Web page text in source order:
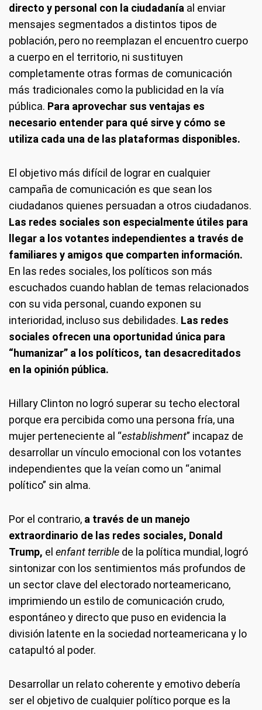
directo y personal con la ciudadanía al enviar
mensajes segmentados a distintos tipos de
población, pero no reemplazan el encuentro cuerpo
a cuerpo en el territorio, ni sustituyen
completamente otras formas de comunicación
más tradicionales como la publicidad en la vía
pública. Para aprovechar sus ventajas es
necesario entender para qué sirve y cómo se
utiliza cada una de las plataformas disponibles.
El objetivo más difícil de lograr en cualquier
campaña de comunicación es que sean los
ciudadanos quienes persuadan a otros ciudadanos.
Las redes sociales son especialmente útiles para
llegar a los votantes independientes a través de
familiares y amigos que comparten información.
En las redes sociales, los políticos son más
escuchados cuando hablan de temas relacionados
con su vida personal, cuando exponen su
interioridad, incluso sus debilidades. Las redes
sociales ofrecen una oportunidad única para
“humanizar” a los políticos, tan desacreditados
en la opinión pública.
Hillary Clinton no logró superar su techo electoral
porque era percibida como una persona fría, una
mujer perteneciente al “establishment” incapaz de
desarrollar un vínculo emocional con los votantes
independientes que la veían como un “animal
político” sin alma.
Por el contrario, a través de un manejo
extraordinario de las redes sociales, Donald
Trump, el enfant terrible de la política mundial, logró
sintonizar con los sentimientos más profundos de
un sector clave del electorado norteamericano,
imprimiendo un estilo de comunicación crudo,
espontáneo y directo que puso en evidencia la
división latente en la sociedad norteamericana y lo
catapultó al poder.
Desarrollar un relato coherente y emotivo debería
ser el objetivo de cualquier político porque es la